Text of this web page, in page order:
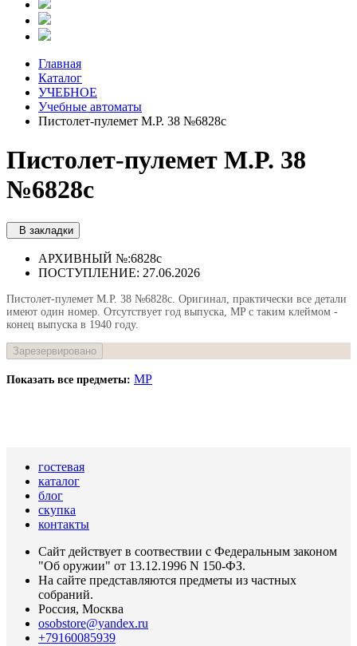
Главная
Каталог
УЧЕБНОЕ
Учебные автоматы
Пистолет-пулемет M.P. 38 №6828с
Пистолет-пулемет M.P. 38
№6828с
В закладки
АРХИВНЫЙ №:6828с
ПОСТУПЛЕНИЕ: 27.06.2026
Пистолет-пулемет M.P. 38 №6828с. Оригинал, практически все детали
имеют один номер. Отсутствует год выпуска, МP с таким клеймом -
конец выпуска в 1940 году.
Зарезервировано
Показать все предметы: MP
гостевая
каталог
блог
скупка
контакты
Сайт действует в соотвествии с Федеральным законом
"Об оружии" от 13.12.1996 N 150-ФЗ.
На сайте представляются предметы из частных
собраний.
Россия, Москва
osobstore@yandex.ru
+79160085939